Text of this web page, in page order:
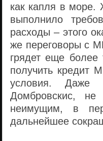
как капля в море.
выполнило
расходы – этого
же переговоры с
грядет еще
получить кредит
условия. Даже
Домбровскис,
неимущим, в
дальнейшее